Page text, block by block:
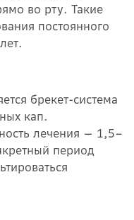
во рту. Такие
постоянного
брекет-система
кап.
лечения — 1,5–
период